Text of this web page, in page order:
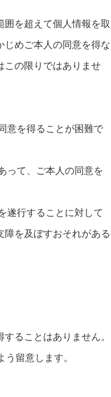
を超えて個人情報を取
じめご本人の同意を得な
この限りではありませ
意を得ることが困難で
って、ご本人の同意を
遂行することに対して
を及ぼすおそれがある
ることはありません。
留意します。